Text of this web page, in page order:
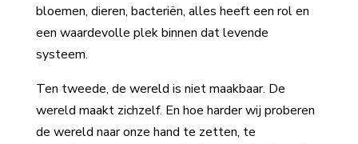
bloemen, dieren, bacteriën, alles heeft een rol en
een waardevolle plek binnen dat levende
systeem.
Ten tweede, de wereld is niet maakbaar. De
wereld maakt zichzelf. En hoe harder wij proberen
de wereld naar onze hand te zetten, te